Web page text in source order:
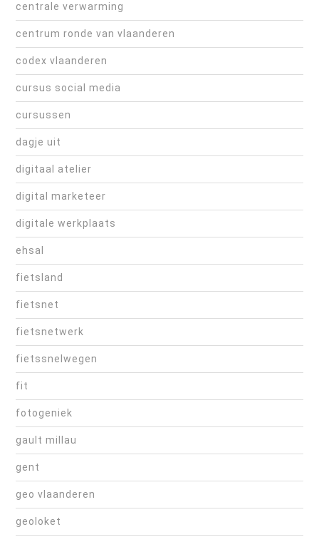
centrale verwarming
centrum ronde van vlaanderen
codex vlaanderen
cursus social media
cursussen
dagje uit
digitaal atelier
digital marketeer
digitale werkplaats
ehsal
fietsland
fietsnet
fietsnetwerk
fietssnelwegen
fit
fotogeniek
gault millau
gent
geo vlaanderen
geoloket